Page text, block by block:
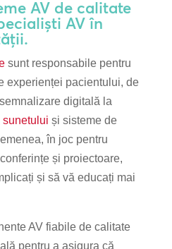
AV de calitate
AV în
sunt responsabile pentru
experienței pacientului, de
digitală la
sunetului și sisteme de
în joc pentru
și proiectoare,
și să vă educați mai
AV fiabile de calitate
pentru a asigura că